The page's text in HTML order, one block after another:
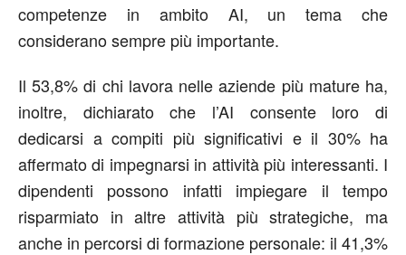
competenze in ambito AI, un tema che
considerano sempre più importante.
Il 53,8% di chi lavora nelle aziende più mature ha,
inoltre, dichiarato che l’AI consente loro di
dedicarsi a compiti più significativi e il 30% ha
affermato di impegnarsi in attività più interessanti. I
dipendenti possono infatti impiegare il tempo
risparmiato in altre attività più strategiche, ma
anche in percorsi di formazione personale: il 41,3%